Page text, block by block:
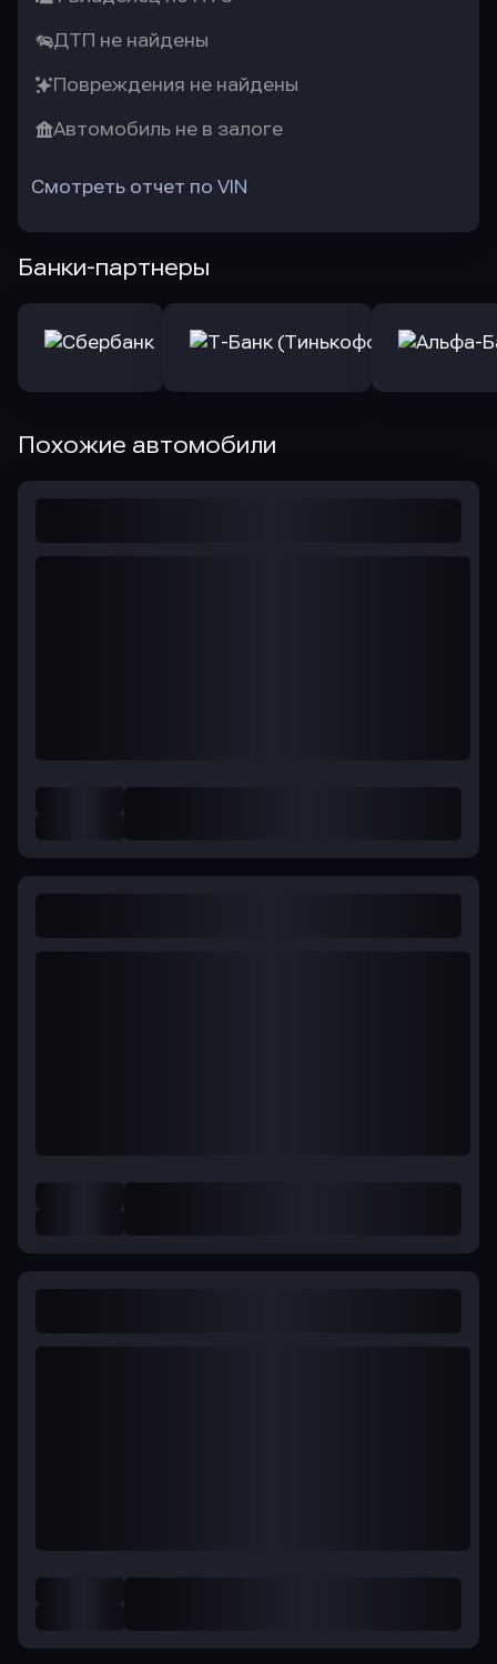
ДТП не найдены
Повреждения не найдены
Автомобиль не в залоге
Смотреть отчет по VIN
Банки-партнеры
Похожие автомобили